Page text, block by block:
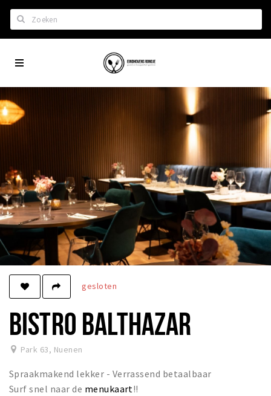
Home
Het laatste nieuws in Eindhoven
Restaurants en meer
Agenda
Hotels
Eindhovense Rondjes
Te koop en te huur
Winkels
Aanbiedingen
Ook reclame maken?
Over Eindhovens Rondje
City
gesloten
BISTRO BALTHAZAR
Park 63, Nuenen
Spraakmakend lekker - Verrassend betaalbaar
Surf snel naar de menukaart!!